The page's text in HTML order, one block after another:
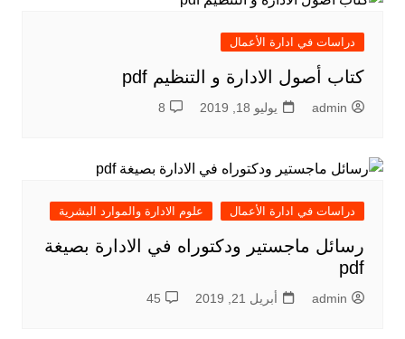
دراسات في ادارة الأعمال
كتاب أصول الادارة و التنظيم pdf
admin يوليو 18, 2019 8
دراسات في ادارة الأعمال علوم الادارة والموارد البشرية
رسائل ماجستير ودكتوراه في الادارة بصيغة
pdf
admin أبريل 21, 2019 45